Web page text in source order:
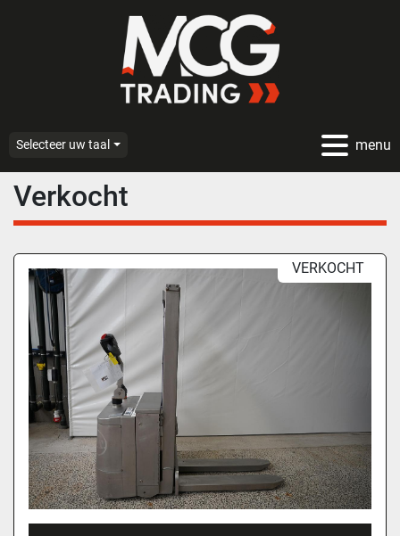
menu
Selecteer uw taal
Verkocht
VERKOCHT